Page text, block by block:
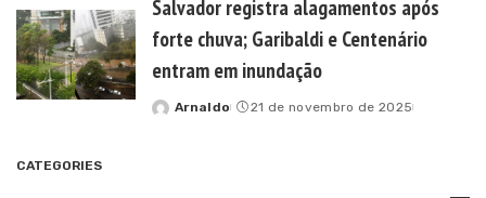
Salvador registra alagamentos após
forte chuva; Garibaldi e Centenário
entram em inundação
Posted
Arnaldo 21 de novembro de 2025
CATEGORIES